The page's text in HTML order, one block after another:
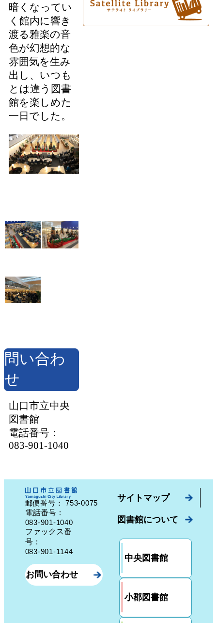
暗くなってい
く館内に響き
渡る雅楽の音
色が幻想的な
雰囲気を生み
出し、いつも
とは違う図書
館を楽しめた
一日でした。
問い合わ
せ
山口市立中央
図書館
電話番号：
083-901-1040
郵便番号：753-0075 山口県山口市中園町７番７号
電話番号：
083-901-1040
ファックス番
号：
083-901-1144
お問い合わせ
サイトマップ
図書館について
中央図書館
小郡図書館